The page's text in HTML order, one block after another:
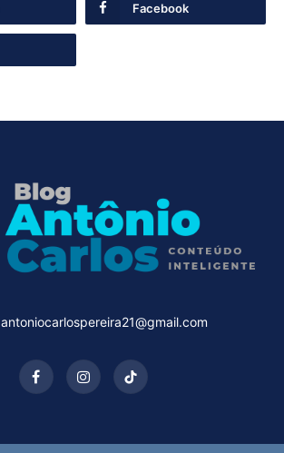
Facebook
antoniocarlospereira21@gmail.com
FacebookInstagramTikTok